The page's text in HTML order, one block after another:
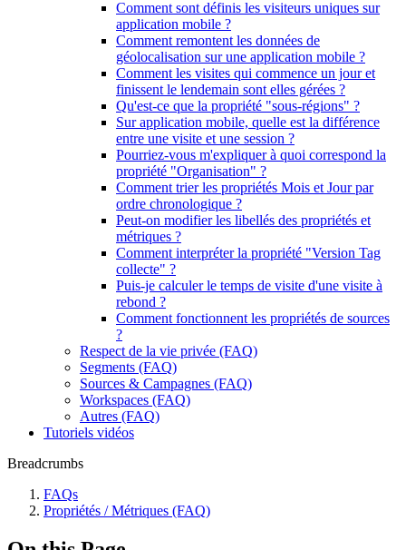
Comment sont définis les visiteurs uniques sur
application mobile ?
Comment remontent les données de
géolocalisation sur une application mobile ?
Comment les visites qui commence un jour et
finissent le lendemain sont elles gérées ?
Qu'est-ce que la propriété "sous-régions" ?
Sur application mobile, quelle est la différence
entre une visite et une session ?
Pourriez-vous m'expliquer à quoi correspond la
propriété "Organisation" ?
Comment trier les propriétés Mois et Jour par
ordre chronologique ?
Peut-on modifier les libellés des propriétés et
métriques ?
Comment interpréter la propriété "Version Tag
collecte" ?
Puis-je calculer le temps de visite d'une visite à
rebond ?
Comment fonctionnent les propriétés de sources
?
Respect de la vie privée (FAQ)
Segments (FAQ)
Sources & Campagnes (FAQ)
Workspaces (FAQ)
Autres (FAQ)
Tutoriels vidéos
Breadcrumbs
FAQs
Propriétés / Métriques (FAQ)